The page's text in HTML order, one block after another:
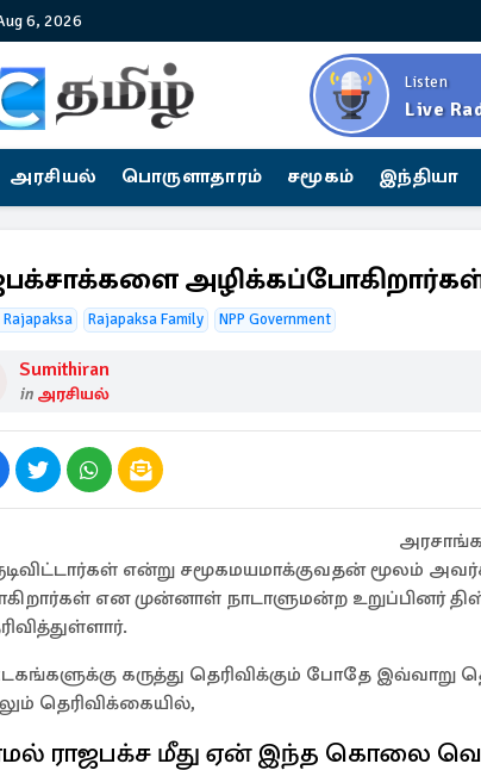
6, 2026
Listen
Live
அரசியல் பொருளாதாரம் சமூகம் இந்தியா
அழிக்கப்போகிறார்கள்
Rajapaksa Family NPP Government
Sumithiran
in அரசியல்
என்று சமூகமயமாக்குவதன் மூலம்
என முன்னாள் நாடாளுமன்ற உறுப்பினர்
கருத்து தெரிவிக்கும் போதே இவ்வாறு
தெரிவிக்கையில்,
ராஜபக்ச மீது ஏன் இந்த கொலை